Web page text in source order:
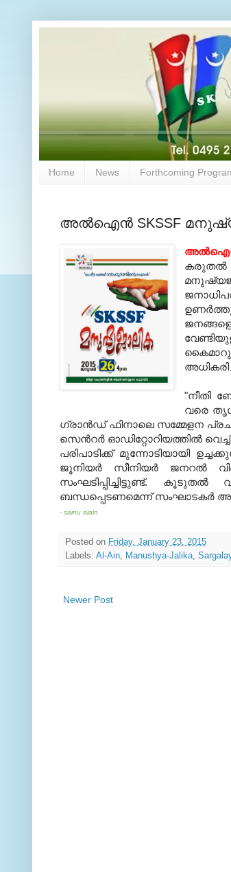
Home News Forthcoming
അല്‍ഐന്‍ SKSSF മനുഷ്യ
കരുതല്‍
"നീതി
വരെ
ഗ്രാന്‍ഡ് ഫിനാലെ സമ്മേളന
സെന്‍റര്‍ ഓഡിറ്റോറിയത്തില്‍
പരിപാടിക്ക് മുന്നോടിയായി
ജൂനിയര്‍ സീനിയര്‍ ജനറല്‍
സംഘടിപ്പിച്ചിട്ടുണ്ട്. കൂടുതൽ
ബന്ധപ്പെടണമെന്ന് സംഘാടകർ
- sainu alain
Posted on Friday, January 23, 2015
Labels: Al-Ain Manushya-Jalika
Newer Post